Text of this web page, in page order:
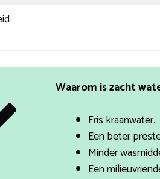
Waarom is zacht
Fris kraanwater.
Een beter
Minder
Een